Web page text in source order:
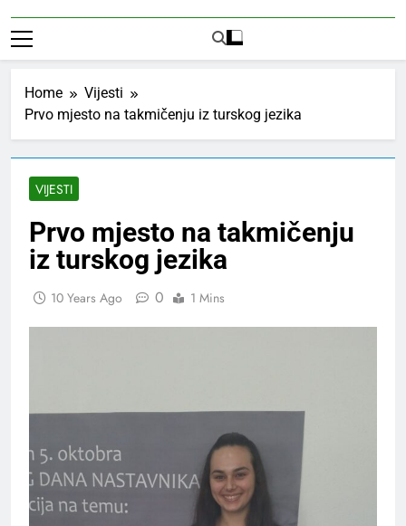
Home
Vijesti
Prvo mjesto na takmičenju iz turskog jezika
VIJESTI
Prvo mjesto na takmičenju
iz turskog jezika
10 Years Ago 0 1 Mins